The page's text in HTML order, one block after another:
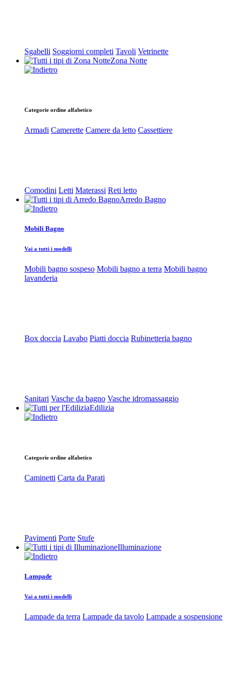
Sgabelli Soggiorni completi Tavoli Vetrinette
Zona Notte
Categorie ordine alfabetico
Armadi Camerette Camere da letto Cassettiere
Comodini Letti Materassi Reti letto
Arredo Bagno
Mobili Bagno
Vai a tutti i modelli
Mobili bagno sospeso Mobili bagno a terra Mobili bagno
lavanderia
Box doccia Lavabo Piatti doccia Rubinetteria bagno
Sanitari Vasche da bagno Vasche idromassaggio
Edilizia
Categorie ordine alfabetico
Caminetti Carta da Parati
Pavimenti Porte Stufe
Illuminazione
Lampade
Vai a tutti i modelli
Lampade da terra Lampade da tavolo Lampade a sospensione